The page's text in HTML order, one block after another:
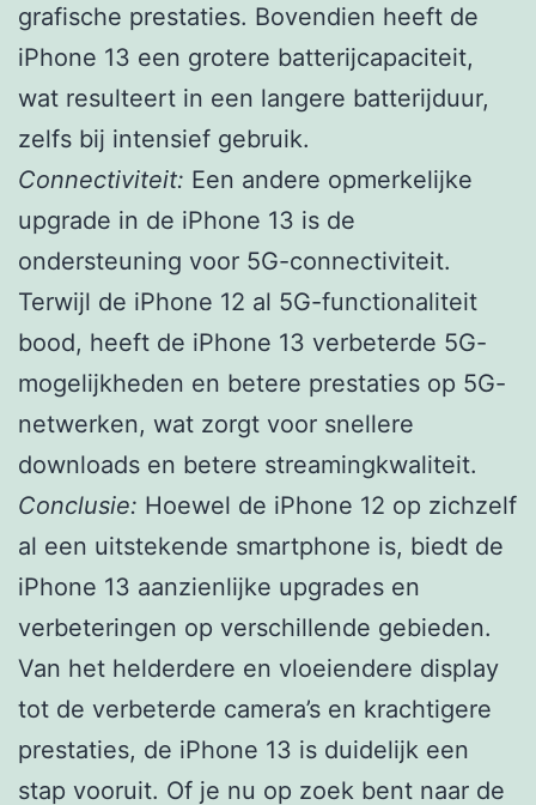
grafische prestaties. Bovendien heeft de
iPhone 13 een grotere batterijcapaciteit,
wat resulteert in een langere batterijduur,
zelfs bij intensief gebruik.
Connectiviteit: Een andere opmerkelijke
upgrade in de iPhone 13 is de
ondersteuning voor 5G-connectiviteit.
Terwijl de iPhone 12 al 5G-functionaliteit
bood, heeft de iPhone 13 verbeterde 5G-
mogelijkheden en betere prestaties op 5G-
netwerken, wat zorgt voor snellere
downloads en betere streamingkwaliteit.
Conclusie: Hoewel de iPhone 12 op zichzelf
al een uitstekende smartphone is, biedt de
iPhone 13 aanzienlijke upgrades en
verbeteringen op verschillende gebieden.
Van het helderdere en vloeiendere display
tot de verbeterde camera’s en krachtigere
prestaties, de iPhone 13 is duidelijk een
stap vooruit. Of je nu op zoek bent naar de